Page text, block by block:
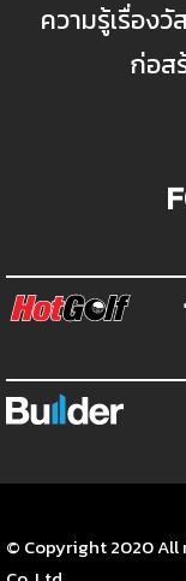
ความรู้เรื่อง
ก่อส
© Copyright 2020